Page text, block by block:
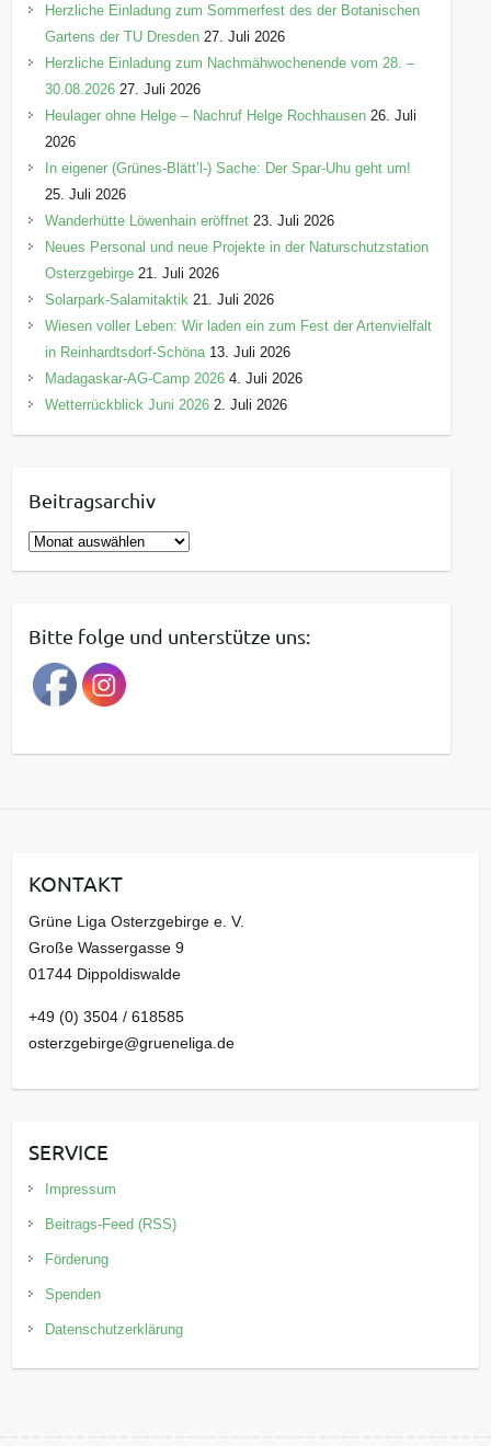
Herzliche Einladung zum Sommerfest des der Botanischen
Gartens der TU Dresden 27. Juli 2026
Herzliche Einladung zum Nachmähwochenende vom 28. –
30.08.2026 27. Juli 2026
Heulager ohne Helge – Nachruf Helge Rochhausen 26. Juli
2026
In eigener (Grünes-Blätt’l-) Sache: Der Spar-Uhu geht um!
25. Juli 2026
Wanderhütte Löwenhain eröffnet 23. Juli 2026
Neues Personal und neue Projekte in der Naturschutzstation
Osterzgebirge 21. Juli 2026
Solarpark-Salamitaktik 21. Juli 2026
Wiesen voller Leben: Wir laden ein zum Fest der Artenvielfalt
in Reinhardtsdorf-Schöna 13. Juli 2026
Madagaskar-AG-Camp 2026 4. Juli 2026
Wetterrückblick Juni 2026 2. Juli 2026
Beitragsarchiv
B
e
r
a
g
a
v
Bitte folge und unterstütze uns:
KONTAKT
Grüne Liga Osterzgebirge e. V.
Große Wassergasse 9
01744 Dippoldiswalde
+49 (0) 3504 / 618585
osterzgebirge@grueneliga.de
SERVICE
Impressum
Beitrags-Feed (RSS)
Förderung
Spenden
Datenschutzerklärung